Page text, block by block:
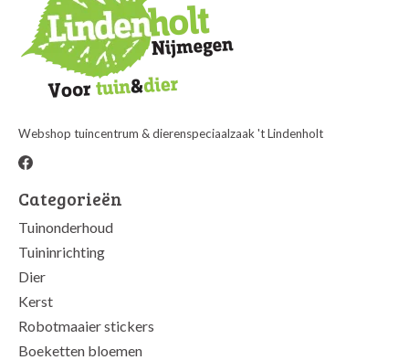
Webshop tuincentrum & dierenspeciaalzaak 't Lindenholt
Categorieën
Tuinonderhoud
Tuininrichting
Dier
Kerst
Robotmaaier stickers
Boeketten bloemen